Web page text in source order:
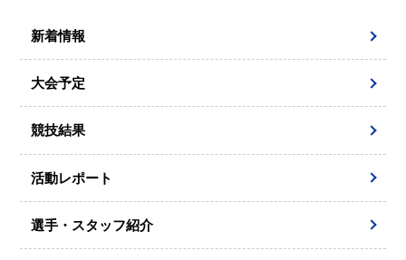
新着情報
大会予定
競技結果
活動レポート
選手・スタッフ紹介